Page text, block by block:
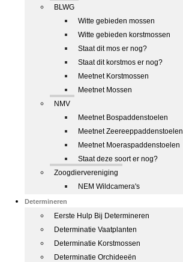
BLWG
Witte gebieden mossen
Witte gebieden korstmossen
Staat dit mos er nog?
Staat dit korstmos er nog?
Meetnet Korstmossen
Meetnet Mossen
NMV
Meetnet Bospaddenstoelen
Meetnet Zeereeppaddenstoelen
Meetnet Moeraspaddenstoelen
Staat deze soort er nog?
Zoogdiervereniging
NEM Wildcamera's
Determineren
Eerste Hulp Bij Determineren
Determinatie Vaatplanten
Determinatie Korstmossen
Determinatie Orchideeën